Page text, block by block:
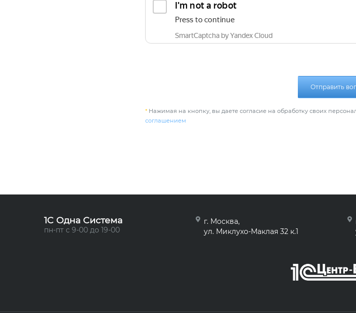
Отправить
* Нажимая на кнопку, вы даете согласие на обработку своих
соглашением
1C Одна Система
пн-пт с 9-00 до 19-00
г. Москва,
ул. Миклухо-Маклая 32 к.1